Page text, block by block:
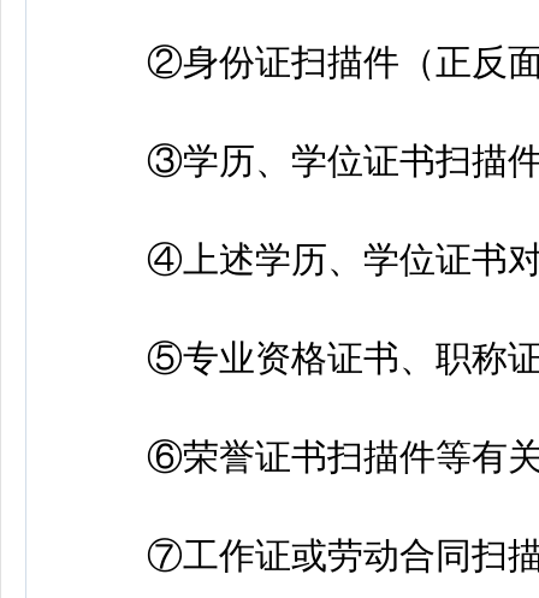
②身份证扫描件（正反面
③学历、学位证书扫描件
④上述学历、学位证书对
⑤专业资格证书、职称证
⑥荣誉证书扫描件等有关
⑦工作证或劳动合同扫描